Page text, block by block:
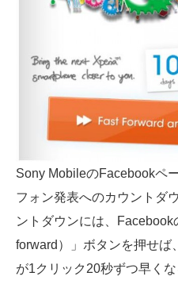
Sony MobileのFacebookペ
フォン発表へのカウントダ
ントダウンには、
forward）」ボタンを押せば
が1クリック20秒ずつ早く